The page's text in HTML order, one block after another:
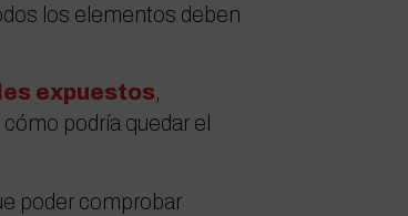
los elementos deben
expuestos,
podría quedar el
poder comprobar